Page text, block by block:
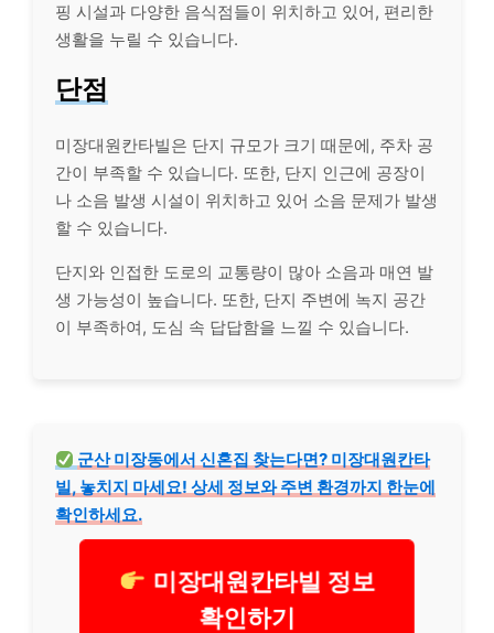
핑 시설과 다양한 음식점들이 위치하고 있어, 편리한
생활을 누릴 수 있습니다.
단점
미장대원칸타빌은 단지 규모가 크기 때문에, 주차 공
간이 부족할 수 있습니다. 또한, 단지 인근에 공장이
나 소음 발생 시설이 위치하고 있어 소음 문제가 발생
할 수 있습니다.
단지와 인접한 도로의 교통량이 많아 소음과 매연 발
생 가능성이 높습니다. 또한, 단지 주변에 녹지 공간
이 부족하여, 도심 속 답답함을 느낄 수 있습니다.
군산 미장동에서 신혼집 찾는다면? 미장대원칸타
빌, 놓치지 마세요! 상세 정보와 주변 환경까지 한눈에
확인하세요.
미장대원칸타빌 정보
확인하기